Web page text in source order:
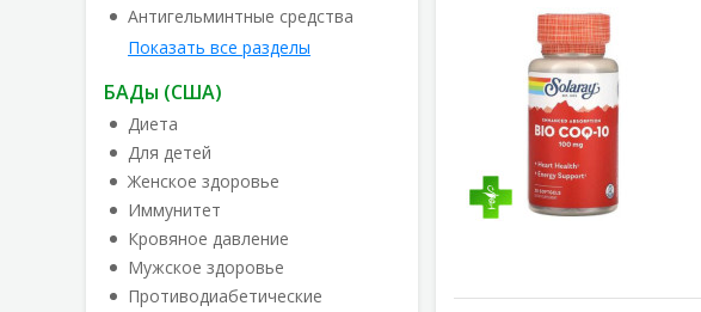
Антигельминтные средства
Показать все разделы
БАДы (США)
Диета
Для детей
Женское здоровье
Иммунитет
Кровяное давление
Мужское здоровье
Противодиабетические